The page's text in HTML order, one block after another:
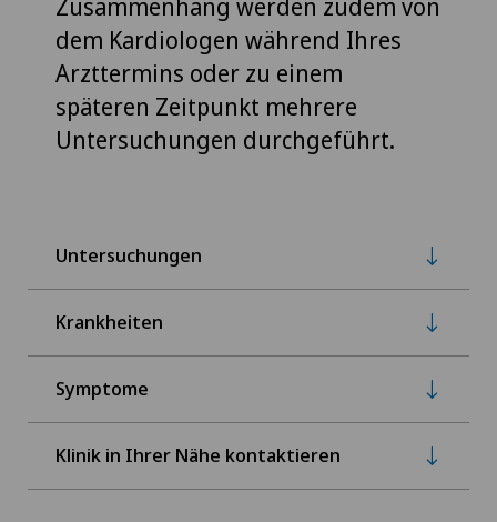
Zusammenhang werden zudem von
dem Kardiologen während Ihres
Arzttermins oder zu einem
späteren Zeitpunkt mehrere
Untersuchungen durchgeführt.
Untersuchungen
Krankheiten
Symptome
Klinik in Ihrer Nähe kontaktieren